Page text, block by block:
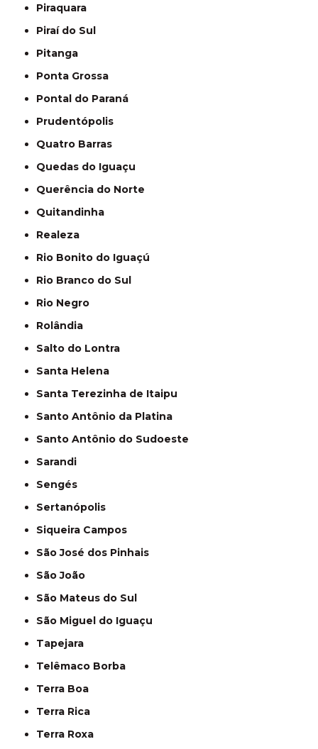
Piraquara
Piraí do Sul
Pitanga
Ponta Grossa
Pontal do Paraná
Prudentópolis
Quatro Barras
Quedas do Iguaçu
Querência do Norte
Quitandinha
Realeza
Rio Bonito do Iguaçú
Rio Branco do Sul
Rio Negro
Rolândia
Salto do Lontra
Santa Helena
Santa Terezinha de Itaipu
Santo Antônio da Platina
Santo Antônio do Sudoeste
Sarandi
Sengés
Sertanópolis
Siqueira Campos
São José dos Pinhais
São João
São Mateus do Sul
São Miguel do Iguaçu
Tapejara
Telêmaco Borba
Terra Boa
Terra Rica
Terra Roxa